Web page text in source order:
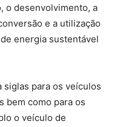
o desenvolvimento, a
e a utilização
energia sustentável
siglas para os veículos
bem como para os
o veículo de